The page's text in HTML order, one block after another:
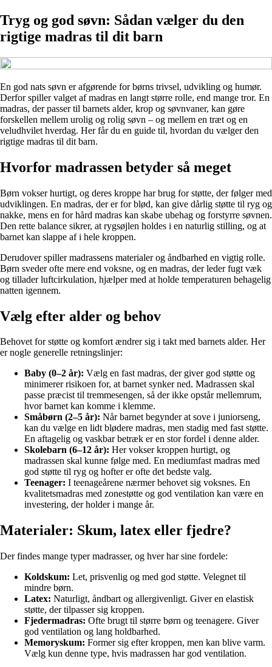
Tryg og god søvn: Sådan vælger du den
rigtige madras til dit barn
En god nats søvn er afgørende for børns trivsel, udvikling og humør.
Derfor spiller valget af madras en langt større rolle, end mange tror. En
madras, der passer til barnets alder, krop og søvnvaner, kan gøre
forskellen mellem urolig og rolig søvn – og mellem en træt og en
veludhvilet hverdag. Her får du en guide til, hvordan du vælger den
rigtige madras til dit barn.
Hvorfor madrassen betyder så meget
Børn vokser hurtigt, og deres kroppe har brug for støtte, der følger med
udviklingen. En madras, der er for blød, kan give dårlig støtte til ryg og
nakke, mens en for hård madras kan skabe ubehag og forstyrre søvnen.
Den rette balance sikrer, at rygsøjlen holdes i en naturlig stilling, og at
barnet kan slappe af i hele kroppen.
Derudover spiller madrassens materialer og åndbarhed en vigtig rolle.
Børn sveder ofte mere end voksne, og en madras, der leder fugt væk
og tillader luftcirkulation, hjælper med at holde temperaturen behagelig
natten igennem.
Vælg efter alder og behov
Behovet for støtte og komfort ændrer sig i takt med barnets alder. Her
er nogle generelle retningslinjer:
Baby (0–2 år): Vælg en fast madras, der giver god støtte og
minimerer risikoen for, at barnet synker ned. Madrassen skal
passe præcist til tremmesengen, så der ikke opstår mellemrum,
hvor barnet kan komme i klemme.
Småbørn (2–5 år): Når barnet begynder at sove i juniorseng,
kan du vælge en lidt blødere madras, men stadig med fast støtte.
En aftagelig og vaskbar betræk er en stor fordel i denne alder.
Skolebarn (6–12 år): Her vokser kroppen hurtigt, og
madrassen skal kunne følge med. En mediumfast madras med
god støtte til ryg og hofter er ofte det bedste valg.
Teenager: I teenageårene nærmer behovet sig voksnes. En
kvalitetsmadras med zonestøtte og god ventilation kan være en
investering, der holder i mange år.
Materialer: Skum, latex eller fjedre?
Der findes mange typer madrasser, og hver har sine fordele:
Koldskum: Let, prisvenlig og med god støtte. Velegnet til
mindre børn.
Latex: Naturligt, åndbart og allergivenligt. Giver en elastisk
støtte, der tilpasser sig kroppen.
Fjedermadras: Ofte brugt til større børn og teenagere. Giver
god ventilation og lang holdbarhed.
Memoryskum: Former sig efter kroppen, men kan blive varm.
Vælg kun denne type, hvis madrassen har god ventilation.